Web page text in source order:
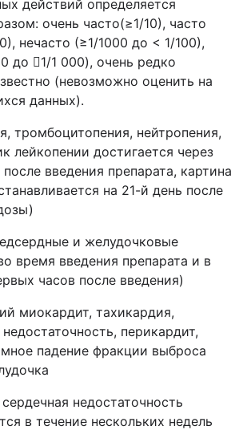
действий определяется
очень часто(≥1/10), часто
нечасто (≥1/1000 до < 1/100),
до 1/1 000), очень редко
(невозможно оценить на
данных).
тромбоцитопения, нейтропения,
лейкопении достигается через
введения препарата, картина
на 21-й день после
и желудочковые
время введения препарата и в
часов после введения)
миокардит, тахикардия,
перикардит,
падение фракции выброса
недостаточность
в течение нескольких недель